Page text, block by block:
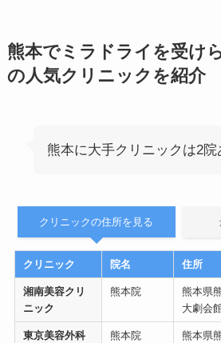
熊本でミラドライを受け
の人気クリニックを紹介
熊本に大手クリニックは2院
クリニックの住所を見る
クリニック 院名 住所
湘南美容クリ
ニック
熊本院
熊本県
大劇会
東京美容外科 熊本院
熊本県